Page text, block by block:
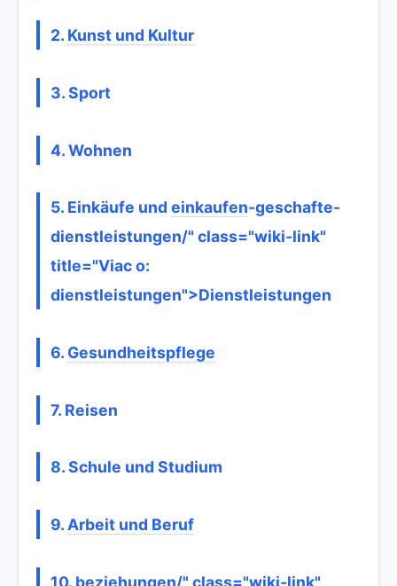
2. Kunst und Kultur
3. Sport
4. Wohnen
5. Einkäufe und einkaufen-geschafte-
dienstleistungen/" class="wiki-link"
title="Viac o:
dienstleistungen">Dienstleistungen
6. Gesundheitspflege
7. Reisen
8. Schule und Studium
9. Arbeit und Beruf
10. beziehungen/" class="wiki-link"